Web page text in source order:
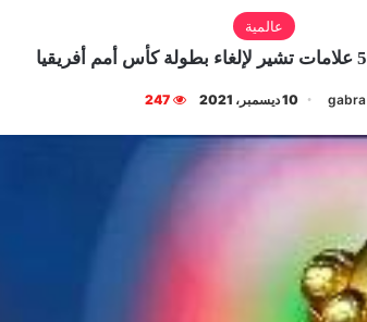
عالمية
gabra 10 ديسمبر، 2021 247